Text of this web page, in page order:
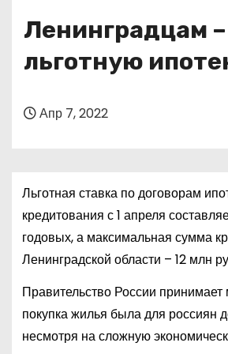
Ленинградцам –
льготную
Апр 7, 2022
Льготная ставка по договорам
кредитования с 1 апреля
годовых, а максимальная сумма
Ленинградской области – 12 млн
Правительство России
покупка жилья была для россиян
несмотря на сложную